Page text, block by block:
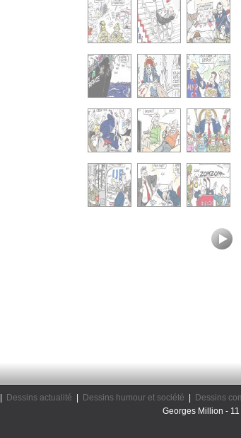
Dessins actualité Dessins humour et société Dessins
Georges Million -